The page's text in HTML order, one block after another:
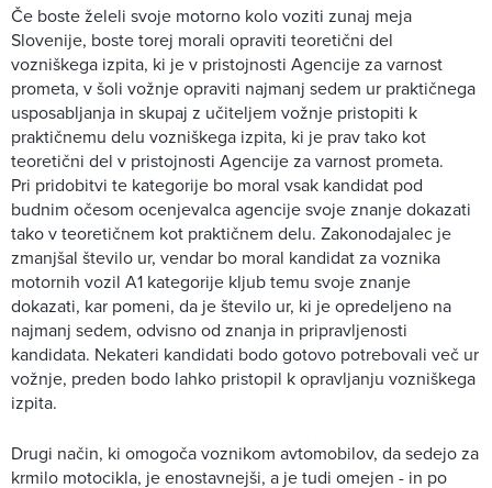
Če boste želeli svoje motorno kolo voziti zunaj meja
Slovenije, boste torej morali opraviti teoretični del
vozniškega izpita, ki je v pristojnosti Agencije za varnost
prometa, v šoli vožnje opraviti najmanj sedem ur praktičnega
usposabljanja in skupaj z učiteljem vožnje pristopiti k
praktičnemu delu vozniškega izpita, ki je prav tako kot
teoretični del v pristojnosti Agencije za varnost prometa.
Pri pridobitvi te kategorije bo moral vsak kandidat pod
budnim očesom ocenjevalca agencije svoje znanje dokazati
tako v teoretičnem kot praktičnem delu. Zakonodajalec je
zmanjšal število ur, vendar bo moral kandidat za voznika
motornih vozil A1 kategorije kljub temu svoje znanje
dokazati, kar pomeni, da je število ur, ki je opredeljeno na
najmanj sedem, odvisno od znanja in pripravljenosti
kandidata. Nekateri kandidati bodo gotovo potrebovali več ur
vožnje, preden bodo lahko pristopil k opravljanju vozniškega
izpita.
Drugi način, ki omogoča voznikom avtomobilov, da sedejo za
krmilo motocikla, je enostavnejši, a je tudi omejen - in po